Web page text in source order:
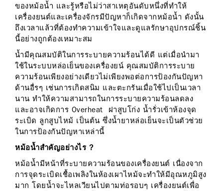
ของหม้อนํ้า และรู้หรือไม่ว่าสาเหตุอันดับหนึ่งที่ทำให้
เครื่องยนต์และเครื่องจักรมีปัญหาก็เกิดจากหม้อนํ้า ดังนั้น
ถึงเวลาแล้วที่ต้องทำความเข้าใจและดูแลรักษาอุปกรณ์ชิ้น
นี้อย่างถูกต้องเหมาะสม
น้ำมีคุณสมบัติในการระบายความร้อนได้ดี แต่เมื่อนำมา
ใช้ในระบบหล่อเย็นของเครื่องยน์ คุณสมบัติการระบาย
ความร้อนเพียงอย่างเดียวไม่เพียงพอต่อการป้องกันปัญหา
ด้านอื่รๆ เช่นการเกิดสนิม และตะกรันเมื่อใช้ไปเป็นเวลา
นาน ทำให้ความสามารถในการระบายความร้อนลดลง
และอาจเกิดการ Overheat ฝาสูบโก่ง นํ้ารั่วเข้าห้องจุด
ระเบิด ลูกสูบไหม้ เป็นต้น ซึ่งน้ำยาหล่อเย็นจะเป็นตัวช่วย
ในการป้องกันปัญหาเหล่านี้
หม้อนํ้าสำคัญอย่างไร ?
หม้อนํ้ามีหน้าที่ระบายความร้อนของเครื่องยนต์ เนื่องจาก
การจุดระเบิดเชื้อเพลิงในห้องเผาไหม้จะทำให้มีอุณหภูมิสูง
มาก โดยนํ้าจะไหลเวียนไปตามท่อรอบๆ เครื่องยนต์เพื่อ